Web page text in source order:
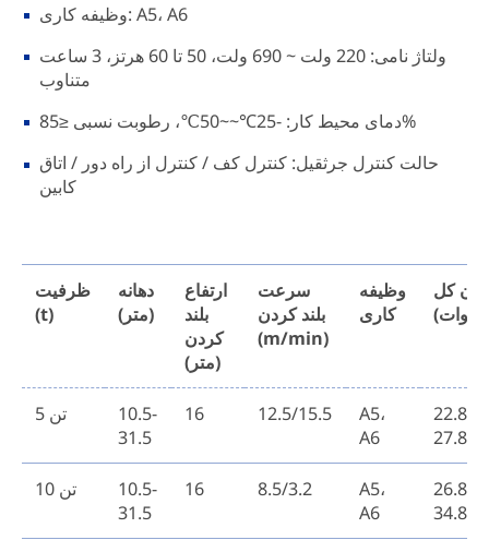
وظیفه کاری: A5، A6
ولتاژ نامی: 220 ولت ~ 690 ولت، 50 تا 60 هرتز، 3 ساعت
متناوب
دمای محیط کار: -25℃~~50℃، رطوبت نسبی ≤85%
حالت کنترل جرثقیل: کنترل کف / کنترل از راه دور / اتاق
کابین
ظرفیت
(t)
دهانه
(متر)
ارتفاع
بلند
کردن
(متر)
سرعت
بلند کردن
(m/min)
وظیفه
کاری
کل
5 تن
10.5-
31.5
16 12.5/15.5
A5،
A6
22.8-
27.8
10 تن
10.5-
31.5
16 8.5/3.2
A5،
A6
26.8-
34.8